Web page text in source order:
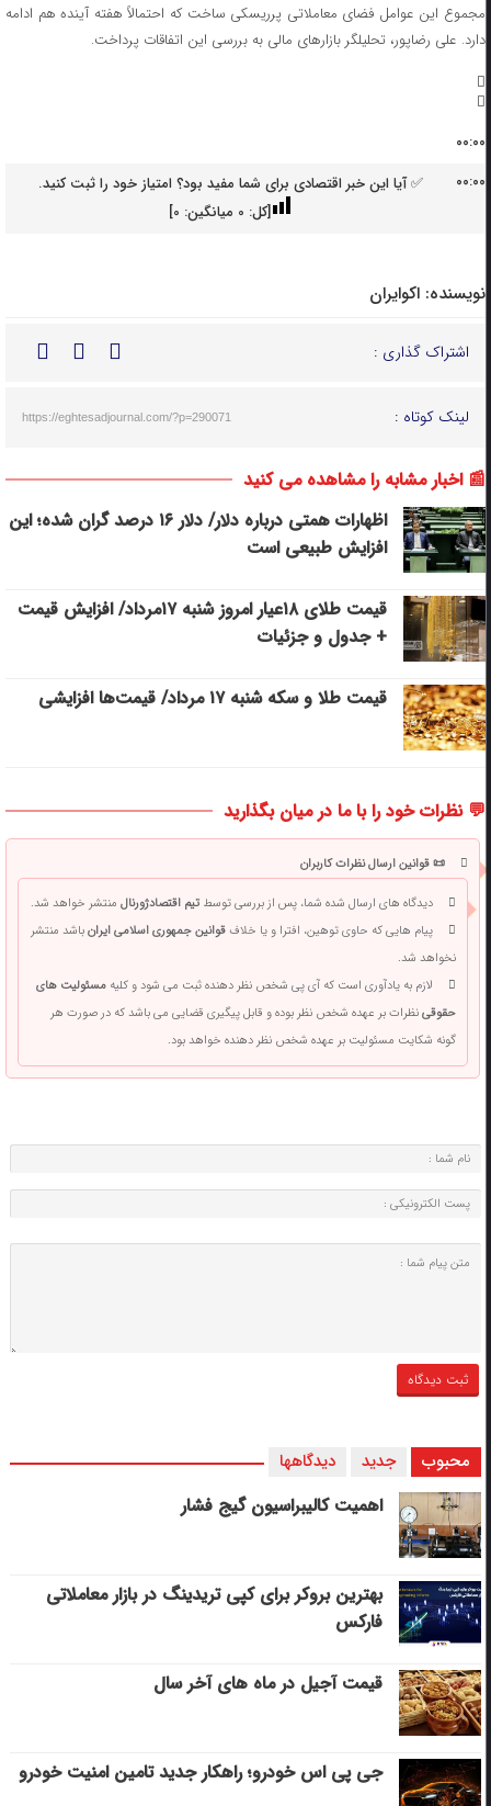
مجموع این عوامل فضای معاملاتی پرریسکی ساخت که احتمالاً هفته آینده هم ادامه
دارد. علی رضاپور، تحلیلگر بازارهای مالی به بررسی این اتفاقات پرداخت.
۰۰:۰۰
۰۰:۰۰
✅ آیا این خبر اقتصادی برای شما مفید بود؟ امتیاز خود را ثبت کنید.
[کل: میانگین: ]
نویسنده: اکوایران
اشتراک گذاری :
لینک کوتاه : https://eghtesadjournal.com/?p=290071
📰 اخبار مشابه را مشاهده می کنید
اظهارات همتی درباره دلار/ دلار ۱۶ درصد گران شده؛ این
افزایش طبیعی است
قیمت طلای ۱۸عیار امروز شنبه ۱۷مرداد/ افزایش قیمت
+ جدول و جزئیات
قیمت طلا و سکه شنبه ۱۷ مرداد/ قیمت‌ها افزایشی
💬 نظرات خود را با ما در میان بگذارید
📜 قوانین ارسال نظرات کاربران
دیدگاه های ارسال شده شما، پس از بررسی توسطتیم اقتصادژورنالمنتشر خواهد شد.
پیام هایی که حاوی توهین، افترا و یا خلافقوانین جمهوری اسلامی ایرانباشد منتشر
نخواهد شد.
لازم به یادآوری است که آی پی شخص نظر دهنده ثبت می شود و کلیهمسئولیت های
حقوقینظرات بر عهده شخص نظر بوده و قابل پیگیری قضایی می باشد که در صورت هر
گونه شکایت مسئولیت بر عهده شخص نظر دهنده خواهد بود.
محبوب جدید دیدگاهها
اهمیت کالیبراسیون گیج فشار
بهترین بروکر برای کپی‌ تریدینگ در بازار معاملاتی
فارکس
قیمت آجیل در ماه های آخر سال
جی پی اس خودرو؛ راهکار جدید تامین امنیت خودرو